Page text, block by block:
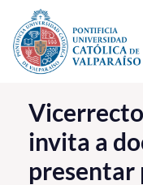
Click acá para ir
La Universidad
Investigación,
PUCV Internacional
invita a
presentar